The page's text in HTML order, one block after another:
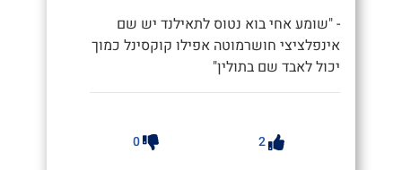
- "שומע אחי בוא נטוס לתאילנד יש שם
אינפלציצי חושרמוטה אפילו קוקסינל כמוך
יכול לאבד שם בתולין"
2
0